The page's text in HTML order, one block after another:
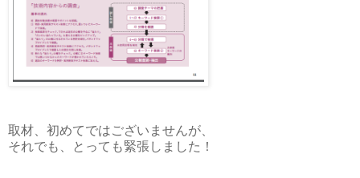
取材、初めてではございませんが、
それでも、とっても緊張しました！